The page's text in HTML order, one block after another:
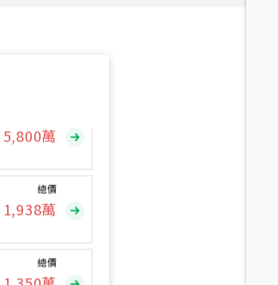
總價
1,938萬
總價
1,350萬